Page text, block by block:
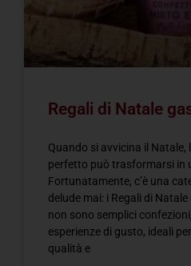
Regali di Natale
Quando si avvicina il Natale,
perfetto può trasformarsi in
Fortunatamente, c’è una
delude mai: i Regali di
non sono semplici
esperienze di gusto, ideali
qualità e